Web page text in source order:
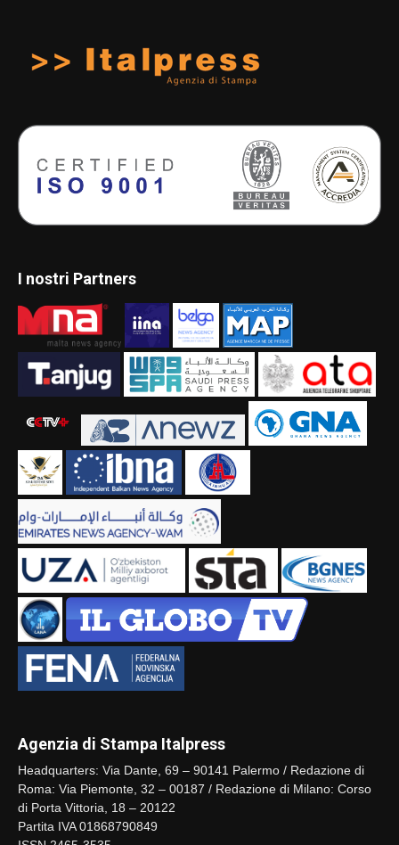
I nostri Partners
Agenzia di Stampa Italpress
Headquarters: Via Dante, 69 – 90141 Palermo / Redazione di
Roma: Via Piemonte, 32 – 00187 / Redazione di Milano: Corso
di Porta Vittoria, 18 – 20122
Partita IVA 01868790849